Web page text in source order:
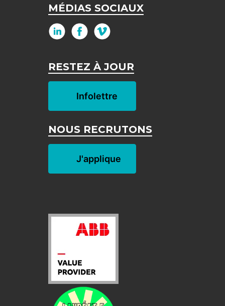
MÉDIAS SOCIAUX
RESTEZ À JOUR
Infolettre
NOUS RECRUTONS
J'applique